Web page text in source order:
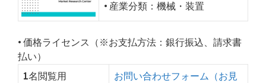
• 産業分類：機械・装置
• 価格ライセンス（※お支払方法：銀行振込、請求書
払い）
1名閲覧用
お問い合わせフォーム（お見